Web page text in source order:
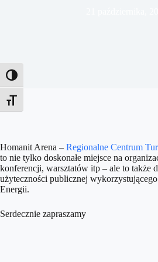
Toggle High Contrast
Toggle Font size
Homanit Arena – Regionalne Centrum
to nie tylko doskonałe miejsce na
konferencji, warsztatów itp – ale to także
użyteczności publicznej
Energii.
Serdecznie zapraszamy